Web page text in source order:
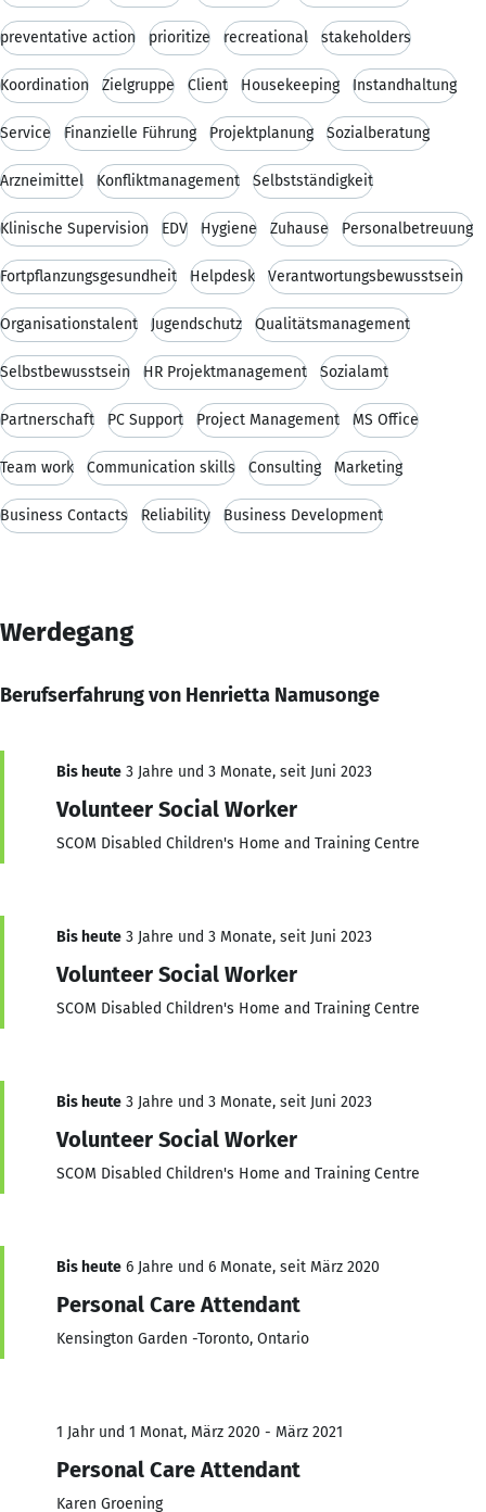
preventative action prioritize recreational stakeholders
Koordination Zielgruppe Client Housekeeping Instandhaltung
Service Finanzielle Führung Projektplanung Sozialberatung
Arzneimittel Konfliktmanagement Selbstständigkeit
Klinische Supervision EDV Hygiene Zuhause Personalbetreuung
Fortpflanzungsgesundheit Helpdesk Verantwortungsbewusstsein
Organisationstalent Jugendschutz Qualitätsmanagement
Selbstbewusstsein HR Projektmanagement Sozialamt
Partnerschaft PC Support Project Management MS Office
Team work Communication skills Consulting Marketing
Business Contacts Reliability Business Development
Werdegang
Berufserfahrung von Henrietta Namusonge
Bis heute 3 Jahre und 3 Monate, seit Juni 2023
Volunteer Social Worker
SCOM Disabled Children's Home and Training Centre
Bis heute 3 Jahre und 3 Monate, seit Juni 2023
Volunteer Social Worker
SCOM Disabled Children's Home and Training Centre
Bis heute 3 Jahre und 3 Monate, seit Juni 2023
Volunteer Social Worker
SCOM Disabled Children's Home and Training Centre
Bis heute 6 Jahre und 6 Monate, seit März 2020
Personal Care Attendant
Kensington Garden -Toronto, Ontario
1 Jahr und 1 Monat, März 2020 - März 2021
Personal Care Attendant
Karen Groening